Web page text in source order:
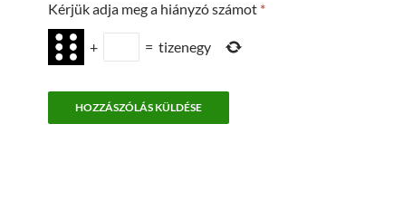
Kérjük adja meg a hiányzó számot *
+ = tizenegy